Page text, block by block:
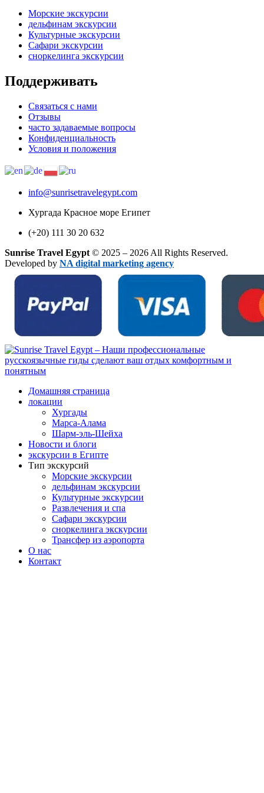
Морские экскурсии
дельфинам экскурсии
Культурные экскурсии
Сафари экскурсии
сноркелинга экскурсии
Поддерживать
Связаться с нами
Отзывы
часто задаваемые вопросы
Конфиденциальность
Условия и положения
info@sunrisetravelegypt.com
Хургада Красное море Египет
(+20) 111 30 20 632
Sunrise Travel Egypt © 2025 – 2026 All Rights Reserved.
Developed by NA digital marketing agency
Домашняя страница
локации
Хургады
Марса-Алама
Шарм-эль-Шейха
Новости и блоги
экскурсии в Египте
Тип экскурсий
Морские экскурсии
дельфинам экскурсии
Культурные экскурсии
Развлечения и спа
Сафари экскурсии
сноркелинга экскурсии
Трансфер из аэропорта
О нас
Контакт